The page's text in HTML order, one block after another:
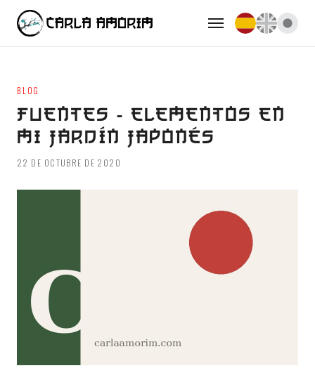
BLOG
FUENTES - ELEMENTOS EN
MI JARDÍN JAPONÉS
22 DE OCTUBRE DE 2020